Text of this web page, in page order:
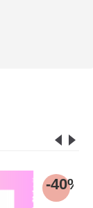
-40%